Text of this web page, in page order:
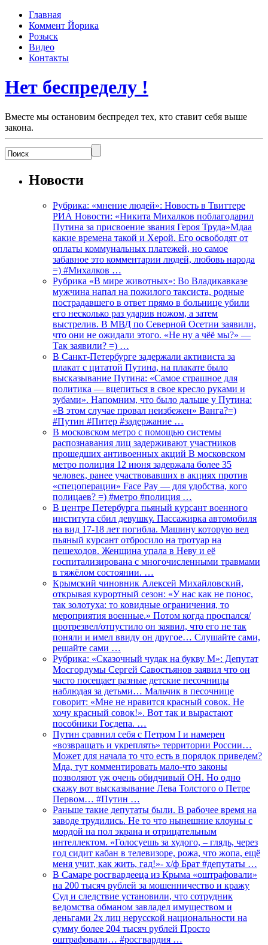
Главная
Коммент Йорика
Розыск
Видео
Контакты
Нет беспределу !
Вместе мы остановим беспредел тех, кто ставит себя выше
закона.
Новости
Рубрика: «мнение людей»: Новость в Твиттере
РИА Новости: «Никита Михалков поблагодарил
Путина за присвоение звания Героя Труда»Мдаа
какие времена такой и Херой. Его освободят от
оплаты коммунальных платежей, но самое
забавное это комментарии людей, любовь народа
=) #Михалков …
Рубрика «В мире животных»: Во Владикавказе
мужчина напал на пожилого таксиста, родные
пострадавшего в ответ прямо в больнице убили
его несколько раз ударив ножом, а затем
выстрелив. В МВД по Северной Осетии заявили,
что они не ожидали этого. «Не ну а чёё мы?» —
Так заявили? =) …
В Санкт-Петербурге задержали активиста за
плакат с цитатой Путина, на плакате было
высказывание Путина: «Самое страшное для
политика — вцепиться в свое кресло руками и
зубами». Напомним, что было дальше у Путина:
«В этом случае провал неизбежен» Ванга?=)
#Путин #Питер #задержание …
В московском метро с помощью системы
распознавания лиц задерживают участников
прошедших антивоенных акций В московском
метро полиция 12 июня задержала более 35
человек, ранее участвовавших в акциях против
«спецоперации» Face Pay — для удобства, кого
полицаев? =) #метро #полиция …
В центре Петербурга пьяный курсант военного
института сбил девушку. Пассажирка автомобиля
на вид 17-18 лет погибла. Машину которую вел
пьяный курсант отбросило на тротуар на
пешеходов. Женщина упала в Неву и её
госпитализирована с многочисленными травмами
в тяжёлом состоянии. …
Крымский чиновник Алексей Михайловский,
открывая курортный сезон: «У нас как не понос,
так золотуха: то ковидные ограничения, то
мероприятия военные.» Потом когда проспался/
протрезвел/отпустило он заявил, что его не так
поняли и имел ввиду он другое… Слушайте сами,
решайте сами …
Рубрика: «Сказочный чудак на букву М»: Депутат
Мосгордумы Сергей Савостьянов заявил что он
часто посещает разные детские песочницы
наблюдая за детьми… Мальчик в песочнице
говорит: «Мне не нравится красный совок. Не
хочу красный совок!». Вот так и вырастают
пособники Госдепа. …
Путин сравнил себя с Петром I и намерен
«возвращать и укреплять» территории России…
Может для начала то что есть в порядок приведем?
Мда, тут комментировать мало-что законы
позволяют уж очень обидчивый ОН. Но одно
скажу вот высказывание Лева Толстого о Петре
Первом… #Путин …
Раньше такие депутаты были. В рабочее время на
заводе трудились. Не то что нынешние клоуны с
мордой на пол экрана и отрицательным
интеллектом. «Голосуешь за худого, – глядь, через
год сидит кабан в телевизоре, рожа, что жопа, ещё
меня учит, как жить, гад!»- х/ф Брат #депутаты …
В Самаре росгвардееца из Крыма «оштрафовали»
на 200 тысяч рублей за мошенничество и кражу
Суд и следствие установили, что сотрудник
ведомства обманом завладел имуществом и
деньгами 2х лиц нерусской национальности на
сумму более 204 тысяч рублей Просто
оштрафовали… #росгвардия …